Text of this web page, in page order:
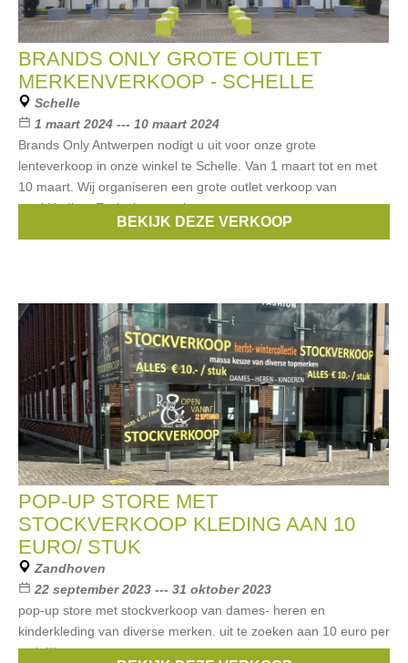
BRANDS ONLY GROTE OUTLET
MERKENVERKOOP - SCHELLE
Schelle
1 maart 2024 --- 10 maart 2024
Brands Only Antwerpen nodigt u uit voor onze grote
lenteverkoop in onze winkel te Schelle. Van 1 maart tot en met
10 maart. Wij organiseren een grote outlet verkoop van
merkkleding. Exclusieve merken
Liu Jo,Max Mara,Geisha,Pinko
BEKIJK DEZE VERKOOP
POP-UP STORE MET
STOCKVERKOOP KLEDING AAN 10
EURO/ STUK
Zandhoven
22 september 2023 --- 31 oktober 2023
pop-up store met stockverkoop van dames- heren en
kinderkleding van diverse merken. uit te zoeken aan 10 euro per
stuk !!!